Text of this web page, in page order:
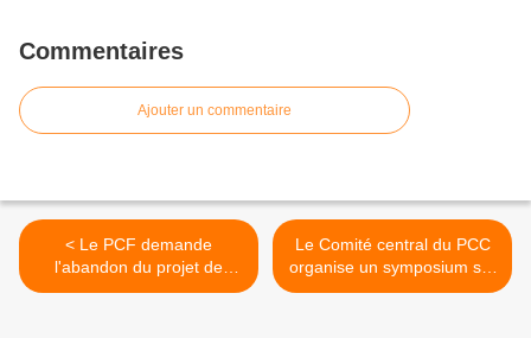
Commentaires
Ajouter un commentaire
< Le PCF demande
l'abandon du projet de
réforme de la justice pénale
Le Comité central du PCC
organise un symposium sur
le travail économique >